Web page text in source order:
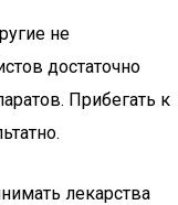
не
достаточно
Прибегать к
лекарства